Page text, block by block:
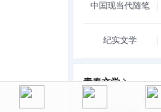
中国现当代随笔
纪实文学
青春文学